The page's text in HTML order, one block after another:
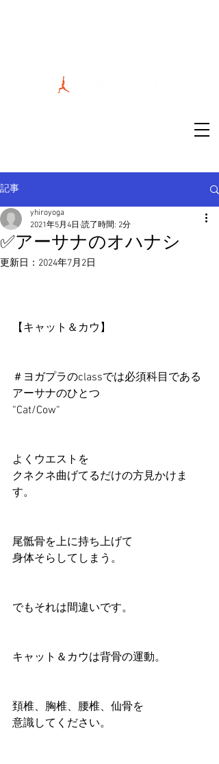
記事
✅アーサナのオハナシ
yhiroyoga
2021年5月4日 読了時間: 2分
更新日： 2024年7月2日
【キャット＆カウ】
＃ヨガプラのclassでは必須科目である
アーサナのひとつ
“Cat/Cow“
よくウエストを
クネクネ曲げてるだけの方見かけま
す。
尾骶骨を上に持ち上げて
身体そらしてしまう。
でもそれは間違いです。
キャット＆カウは背骨の運動。
頚椎、胸椎、腰椎、仙骨を
意識してください。